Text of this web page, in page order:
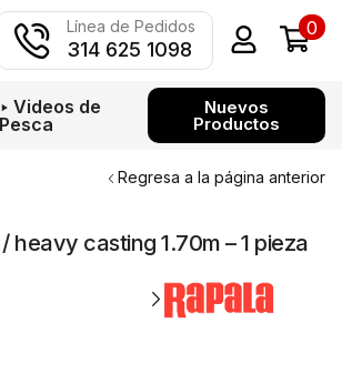
Línea de Pedidos
314 625 1098
0
COLOMBIA PAGOS CON MERCADO
‣ Videos de
Nuevos
Productos
Regresa a la página anterior
heavy casting 1.70m – 1 pieza